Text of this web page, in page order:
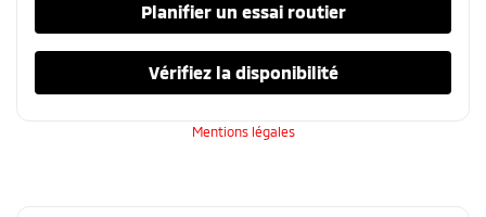
Planifier un essai routier
Vérifiez la disponibilité
Mentions légales